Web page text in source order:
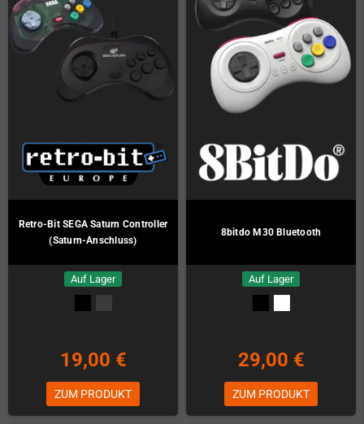
Retro-Bit SEGA Saturn Controller
(Saturn-Anschluss)
Auf Lager
19,00 €
ZUM PRODUKT
8bitdo M30 Bluetooth
Auf Lager
29,00 €
ZUM PRODUKT